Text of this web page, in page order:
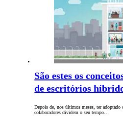
São estes os
de escritórios
Depois de, nos últimos meses, ter
colaboradores dividem o seu tempo…